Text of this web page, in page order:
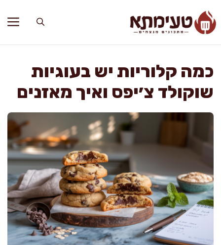
לתוכן
כמה קלוריות יש בעוגיות
שוקולד צ׳יפס ואיך מאזנים